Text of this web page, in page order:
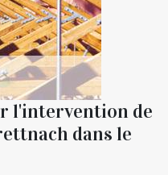
l'intervention de
dans le